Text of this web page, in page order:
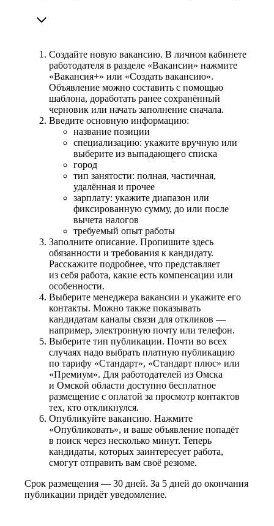
Создайте новую вакансию. В личном кабинете
работодателя в разделе «Вакансии» нажмите
«Вакансия+» или «Создать вакансию».
Объявление можно составить с помощью
шаблона, доработать ранее сохранённый
черновик или начать заполнение сначала.
Введите основную информацию:
название позиции
специализацию: укажите вручную или
выберите из выпадающего списка
город
тип занятости: полная, частичная,
удалённая и прочее
зарплату: укажите диапазон или
фиксированную сумму, до или после
вычета налогов
требуемый опыт работы
Заполните описание. Пропишите здесь
обязанности и требования к кандидату.
Расскажите подробнее, что представляет
из себя работа, какие есть компенсации или
особенности.
Выберите менеджера вакансии и укажите его
контакты. Можно также показывать
кандидатам каналы связи для откликов —
например, электронную почту или телефон.
Выберите тип публикации. Почти во всех
случаях надо выбрать платную публикацию
по тарифу «Стандарт», «Стандарт плюс» или
«Премиум». Для работодателей из Омска
и Омской области доступно бесплатное
размещение с оплатой за просмотр контактов
тех, кто откликнулся.
Опубликуйте вакансию. Нажмите
«Опубликовать», и ваше объявление попадёт
в поиск через несколько минут. Теперь
кандидаты, которых заинтересует работа,
смогут отправить вам своё резюме.
Срок размещения — 30 дней. За 5 дней до окончания
публикации придёт уведомление.